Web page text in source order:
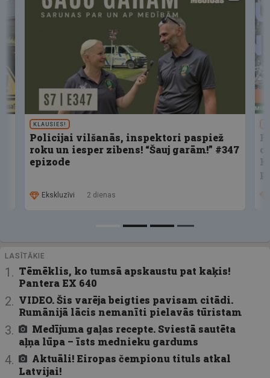
KLAUSIES!
Policijai vilšanās, inspektori paspiež
roku un iesper zibens! “Šauj garām!” #347
epizode
Ekskluzīvi 2 dienas
LASĪTĀKIE
Tēmēklis, ko tumsā apskaustu pat kaķis!
Pantera EX 640
VIDEO. Šis varēja beigties pavisam citādi.
Rumānijā lācis nemanīti pielavās tūristam
Medījuma gaļas recepte. Sviestā sautēta
aļņa lūpa – īsts mednieku gardums
Aktuāli! Eiropas čempionu tituls atkal
Latvijai!